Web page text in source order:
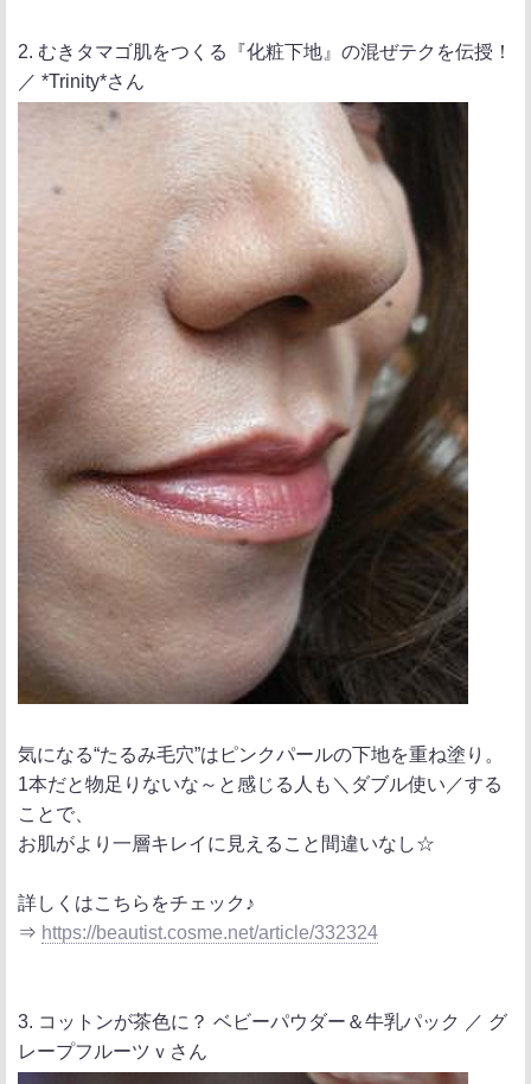
2. むきタマゴ肌をつくる『化粧下地』の混ぜテクを伝授！
／ *Trinity*さん
気になる“たるみ毛穴”はピンクパールの下地を重ね塗り。
1本だと物足りないな～と感じる人も＼ダブル使い／する
ことで、
お肌がより一層キレイに見えること間違いなし☆
詳しくはこちらをチェック♪
⇒ https://beautist.cosme.net/article/332324
3. コットンが茶色に？ ベビーパウダー＆牛乳パック ／ グ
レープフルーツｖさん